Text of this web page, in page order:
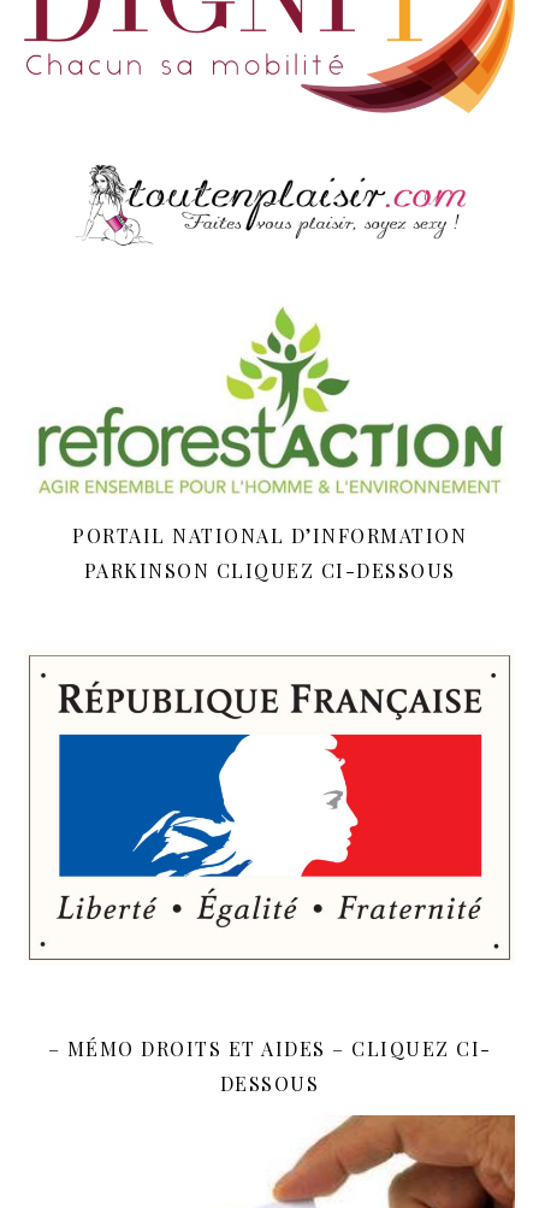
PORTAIL NATIONAL D’INFORMATION
PARKINSON CLIQUEZ CI-DESSOUS
– MÉMO DROITS ET AIDES – CLIQUEZ CI-
DESSOUS